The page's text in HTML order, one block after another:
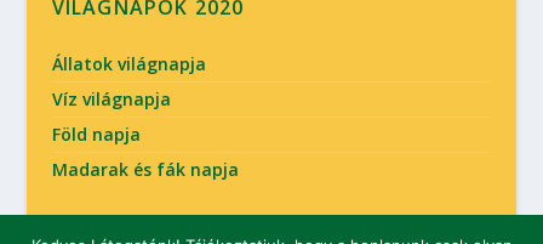
VILÁGNAPOK 2020
Állatok világnapja
Víz világnapja
Föld napja
Madarak és fák napja